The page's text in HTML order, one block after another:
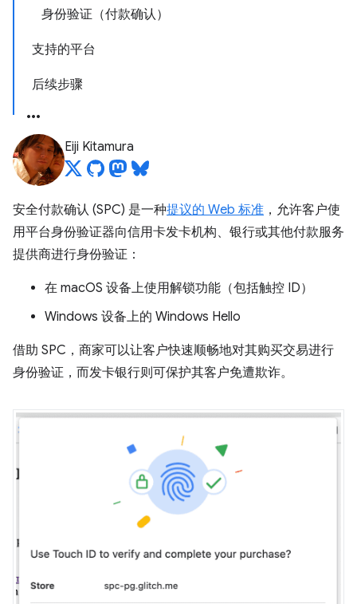
身份验证（付款确认）
支持的平台
后续步骤
Eiji Kitamura
安全付款确认 (SPC) 是一种提议的 Web 标准 ，允许客户使
用平台身份验证器向信用卡发卡机构、银行或其他付款服务
提供商进行身份验证：
在 macOS 设备上使用解锁功能（包括触控 ID）
Windows 设备上的 Windows Hello
借助 SPC，商家可以让客户快速顺畅地对其购买交易进行
身份验证，而发卡银行则可保护其客户免遭欺诈。